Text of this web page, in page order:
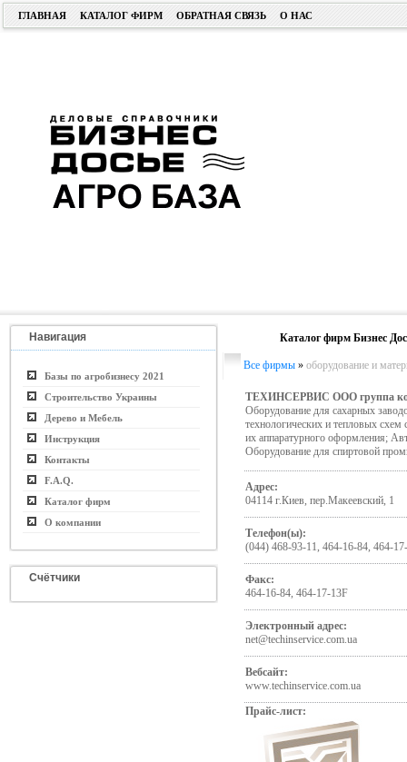
ГЛАВНАЯ КАТАЛОГ ФИРМ ОБРАТНАЯ СВЯЗЬ О НАС
Навигация
Базы по агробизнесу 2021
Строительство Украины
Дерево и Мебель
Инструкция
Контакты
F.A.Q.
Каталог фирм
О компании
Счётчики
Каталог фирм Бизнес
Все фирмы » оборудование и
ТЕХИНСЕРВИС ООО группа
Оборудование для сахарных
технологических и тепловых схем
их аппаратурного оформления;
Оборудование для спиртовой
Адрес:
04114 г.Киев, пер.Макеевский, 1
Телефон(ы):
(044) 468-93-11, 464-16-84, 464-
Факс:
464-16-84, 464-17-13F
Электронный адрес:
net@techinservice.com.ua
Вебсайт:
www.techinservice.com.ua
Прайс-лист: